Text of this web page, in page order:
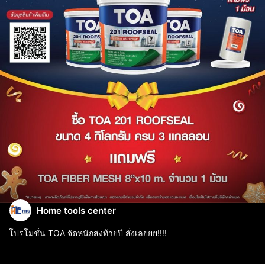
Home tools center
โปรโมชั่น TOA จัดหนักส่งท้ายปี สั่งเลยยย!!!!